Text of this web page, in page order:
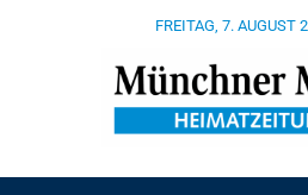
FREITAG, 7. AUGUST